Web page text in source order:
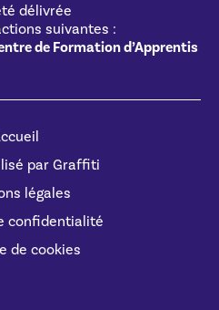
délivrée
suivantes :
de Formation d’Apprentis
par Graffiti
légales
confidentialité
de cookies